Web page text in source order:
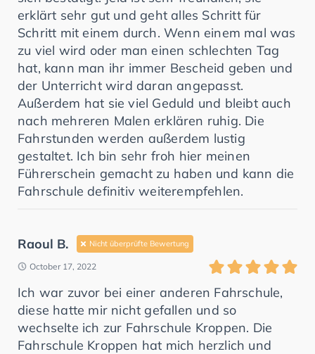
erklärt sehr gut und geht alles Schritt für
Schritt mit einem durch. Wenn einem mal was
zu viel wird oder man einen schlechten Tag
hat, kann man ihr immer Bescheid geben und
der Unterricht wird daran angepasst.
Außerdem hat sie viel Geduld und bleibt auch
nach mehreren Malen erklären ruhig. Die
Fahrstunden werden außerdem lustig
gestaltet. Ich bin sehr froh hier meinen
Führerschein gemacht zu haben und kann die
Fahrschule definitiv weiterempfehlen.
Raoul B. Nicht überprüfte Bewertung
October 17, 2022
Ich war zuvor bei einer anderen Fahrschule,
diese hatte mir nicht gefallen und so
wechselte ich zur Fahrschule Kroppen. Die
Fahrschule Kroppen hat mich herzlich und